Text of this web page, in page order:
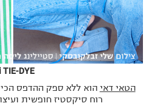
TIE-DYE
הטאי דאי הוא ללא ספק ההדפס
רוח סיקסטיז חופשית